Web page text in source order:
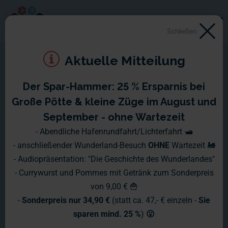
Schließen
Aktuelle Mitteilung
Der Spar-Hammer: 25 % Ersparnis bei
Große Pötte & kleine Züge im August und
September - ohne Wartezeit
- Abendliche Hafenrundfahrt/Lichterfahrt 🛥️
- anschließender Wunderland-Besuch OHNE Wartezeit 🚂
- Audiopräsentation: "Die Geschichte des Wunderlandes"
- Currywurst und Pommes mit Getränk zum Sonderpreis
von 9,00 € 🍟
- Sonderpreis nur 34,90 € (statt ca. 47,- € einzeln - Sie
sparen mind. 25 %) 😮